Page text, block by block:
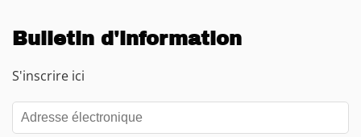
Bulletin d'information
S'inscrire ici